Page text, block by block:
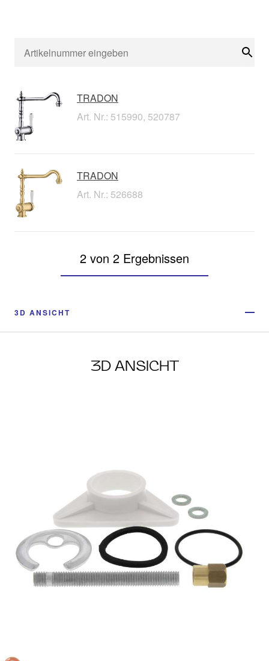
TRADON
Art. Nr.: 515990, 520787
TRADON
Art. Nr.: 526688
2 von 2 Ergebnissen
3D ANSICHT
3D ANSICHT